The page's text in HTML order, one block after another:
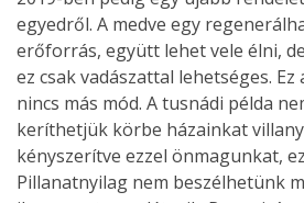
egyedről. A medve egy
erőforrás, együtt lehet vele élni,
ez csak vadászattal lehetséges.
nincs más mód. A tusnádi példa
keríthetjük körbe házainkat
kényszerítve ezzel önmagunkat,
Pillanatnyilag nem beszélhetünk